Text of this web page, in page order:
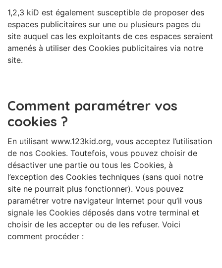
1,2,3 kiD est également susceptible de proposer des
espaces publicitaires sur une ou plusieurs pages du
site auquel cas les exploitants de ces espaces seraient
amenés à utiliser des Cookies publicitaires via notre
site.
Comment paramétrer vos
cookies ?
En utilisant www.123kid.org, vous acceptez l’utilisation
de nos Cookies. Toutefois, vous pouvez choisir de
désactiver une partie ou tous les Cookies, à
l’exception des Cookies techniques (sans quoi notre
site ne pourrait plus fonctionner). Vous pouvez
paramétrer votre navigateur Internet pour qu’il vous
signale les Cookies déposés dans votre terminal et
choisir de les accepter ou de les refuser. Voici
comment procéder :